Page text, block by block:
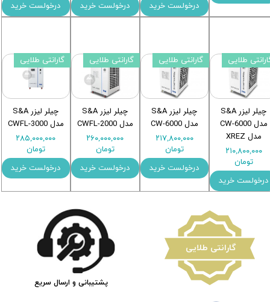
درخولست خرید
درخولست خرید
درخولست خرید
چیلر لیزر S&A
مدل CW-6000
مدل XREZ
۲۱۰,۸۰۰,۰۰۰
تومان
درخولست خرید
طلایی
چیلر لیزر S&A
مدل CW-6000
۲۱۷,۸۰۰,۰۰۰
تومان
درخولست خرید
گارانتی طلایی
چیلر لیزر S&A
مدل CWFL-2000
۲۶۰,۰۰۰,۰۰۰
تومان
درخولست خرید
گارانتی طلایی
چیلر لیزر S&A
مدل CWFL-3000
۲۸۵,۰۰۰,۰۰۰
تومان
درخولست خرید
گارانتی طلایی
پشتیبانی و ارسال سریع
​گارانتی طلایی